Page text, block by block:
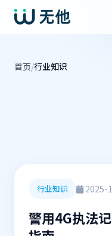
首页/行业知识
行业知识 2025-
警用4G执法